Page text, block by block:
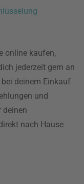
online kaufen,
jederzeit gern an
deinem Einkauf
und
deinen
nach Hause